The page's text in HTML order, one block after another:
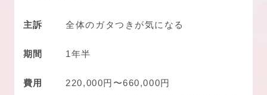
主訴 全体のガタつきが気になる
期間 1年半
費用
220,000円〜660,000円